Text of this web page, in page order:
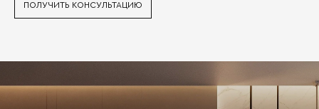
ПОЛУЧИТЬ КОНСУЛЬТАЦИЮ